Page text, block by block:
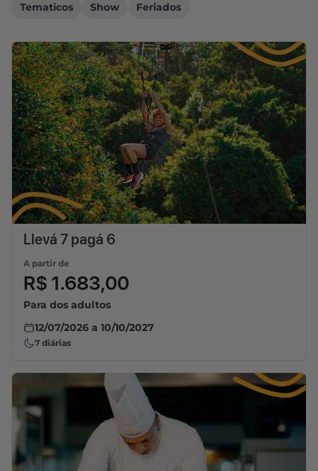
Tematicos
Show Feriados
Llevá 7 pagá 6
A partir de
R$ 1.683,00
Para dos adultos
12/07/2026 a 10/10/2027
7 diárias